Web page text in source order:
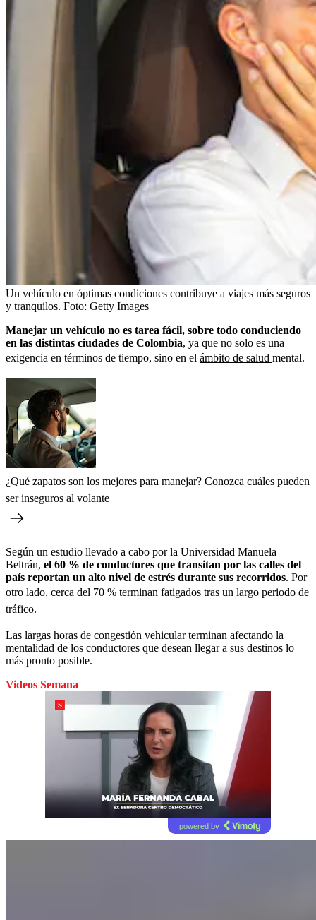
Un vehículo en óptimas condiciones contribuye a viajes más seguros
y tranquilos. Foto: Getty Images
Manejar un vehículo no es tarea fácil, sobre todo conduciendo
en las distintas ciudades de Colombia, ya que no solo es una
exigencia en términos de tiempo, sino en el ámbito de salud mental.
¿Qué zapatos son los mejores para manejar? Conozca cuáles pueden
ser inseguros al volante
Según un estudio llevado a cabo por la Universidad Manuela
Beltrán, el 60 % de conductores que transitan por las calles del
país reportan un alto nivel de estrés durante sus recorridos. Por
otro lado, cerca del 70 % terminan fatigados tras un largo periodo de
tráfico.
Las largas horas de congestión vehicular terminan afectando la
mentalidad de los conductores que desean llegar a sus destinos lo
más pronto posible.
Videos Semana
powered by